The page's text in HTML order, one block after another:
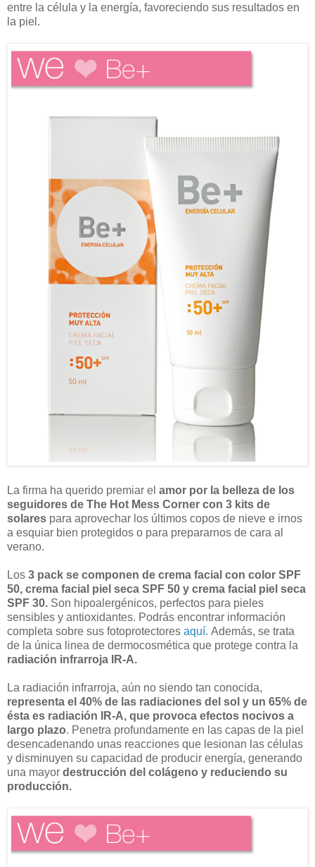
entre la célula y la energía, favoreciendo sus resultados en
la piel.
La firma ha querido premiar el amor por la belleza de los
seguidores de The Hot Mess Corner con 3 kits de
solares para aprovechar los últimos copos de nieve e irnos
a esquiar bien protegidos o para prepararnos de cara al
verano.
Los 3 pack se componen de crema facial con color SPF
50, crema facial piel seca SPF 50 y crema facial piel seca
SPF 30. Son hipoalergénicos, perfectos para pieles
sensibles y antioxidantes. Podrás encontrar información
completa sobre sus fotoprotectores aquí. Además, se trata
de la única linea de dermocosmética que protege contra la
radiación infrarroja IR-A.
La radiación infrarroja, aún no siendo tan conocida,
representa el 40% de las radiaciones del sol y un 65% de
ésta es radiación IR-A, que provoca efectos nocivos a
largo plazo. Penetra profundamente en las capas de la piel
desencadenando unas reacciones que lesionan las células
y disminuyen su capacidad de producir energía, generando
una mayor destrucción del colágeno y reduciendo su
producción.